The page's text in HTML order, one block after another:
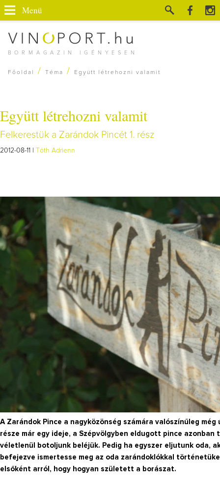
BORMAGAZIN IGÉNYESEN
Menü
Főoldal / Téma / Együtt létrehozni valamit
Együtt létrehozni valamit
Felkerestük a Zarándok Pincét 1. rész
2012-08-11 | Tóth Adrienn
A Zarándok Pince a nagyközönség számára valószínűleg
része már egy ideje, a Szépvölgyben eldugott pince
véletlenül botoljunk beléjük. Pedig ha egyszer eljutunk oda,
befejezve ismertesse meg az oda zarándoklókkal
elsőként arról, hogy hogyan született a borászat.